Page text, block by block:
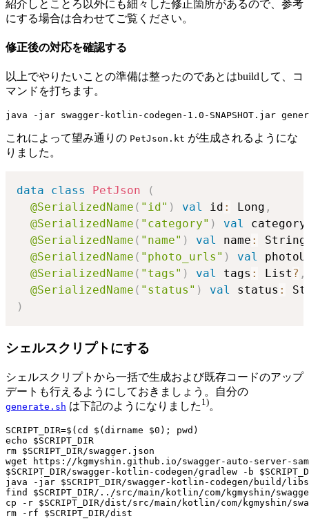
紹介しとことろ以外にも細々した修正箇所があるので、参考
にする場合は合わせてご覧ください。
修正後の対応を確認する
以上でやりたいことの準備は整ったのであとはbuildして、コ
マンドを打ちます。
これによって望み通りの PetJson.kt が生成されるようにな
りました。
data class PetJson
(
@SerializedName ( "id" ) val id : Long ,
@SerializedName ( "category" ) val category
@SerializedName ( "name" ) val name : String
@SerializedName ( "photo_urls" ) val
@SerializedName ( "tags" ) val tags : List ? ,
@SerializedName ( "status" ) val status :
)
シェルスクリプトにする
シェルスクリプトから一括で生成および既存コードのアップ
デートも行えるようにしておきましょう。自分の
generate.sh は下記のようになりました 1)。
SCRIPT_DIR=$(cd $(dirname $0); pwd)
echo $SCRIPT_DIR
rm $SCRIPT_DIR/swagger.json
wget https://kgmyshin.github.io/swagger-auto-server-
$SCRIPT_DIR/swagger-kotlin-codegen/gradlew -b
java -jar $SCRIPT_DIR/swagger-kotlin-codegen/build/
find $SCRIPT_DIR/../src/main/kotlin/com/kgmyshin/
cp -r $SCRIPT_DIR/dist/src/main/kotlin/com/kgmyshin/